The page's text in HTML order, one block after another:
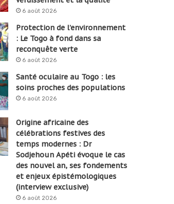
6 août 2026
Protection de l’environnement
: Le Togo à fond dans sa
reconquête verte
6 août 2026
Santé oculaire au Togo : les
soins proches des populations
6 août 2026
Origine africaine des
célébrations festives des
temps modernes : Dr
Sodjehoun Apéti évoque le cas
des nouvel an, ses fondements
et enjeux épistémologiques
(interview exclusive)
6 août 2026